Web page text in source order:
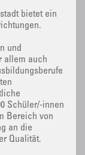
bietet ein
und
allem auch
Schüler/-innen
Bereich von
an die
Qualität.